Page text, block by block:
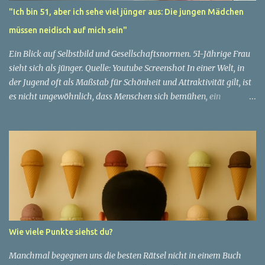
"Ich bin 51, aber ich sehe viel jünger aus: Die jungen Mädchen
müssen neidisch auf mich sein"
Ein Blick auf Selbstbild und Gesellschaftsnormen. 51-Jährige Frau
sieht sich als jünger. Quelle: Youtube Screenshot In einer Welt, in
der Jugend oft als Maßstab für Schönheit und Attraktivität gilt, ist
es nicht ungewöhnlich, dass Menschen sich bemühen, ein
faszinierendes Beispiel für diese Diskrepanz ist die Geschichte
einer 51-jährigen Frau, deren Überzeugung von ihrem Aussehen
sie dazu bringt, sich jünger zu fühlen, als die Gesellschaft sie
wahrnimmt. Diese Frau, deren Name aus Datenschutzgründen
anonym bleibt, erzählt von ihrem Leben und ihren Gedanken über
das Altern. "Ich fühle mich nicht wie 51", sagt sie mit einem
Lächeln. "Ich habe das Gefühl, dass ich immer noch in meinen
30ern bin." Für sie ist das Alter nichts als eine Zahl, eine
Wie viele Punkte siehst du?
Manchmal begegnen uns die besten Rätsel nicht in einem Buch